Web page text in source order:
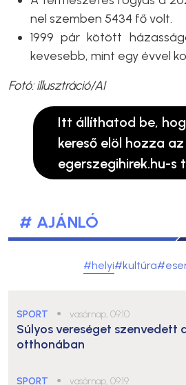
nel szemben 5434 fő volt.
1999 pár kötött
kevesebb, mint egy évvel
Fotó: illusztráció/AI
Itt állíthatod be,
kereső elöl hozza az
egerszegihirek.hu-s
# AJÁNLÓ
#helyi#kultúra
SPORT ● vasárnap, 09:10
Súlyos vereséget szenvedett
otthonában
SPORT ● vasárnap, 09:19